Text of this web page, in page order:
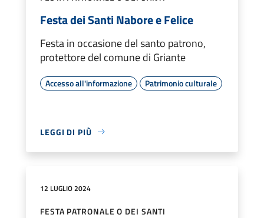
Festa dei Santi Nabore e Felice
Festa in occasione del santo patrono,
protettore del comune di Griante
Accesso all'informazione Patrimonio culturale
LEGGI DI PIÙ
12 LUGLIO 2024
FESTA PATRONALE O DEI SANTI